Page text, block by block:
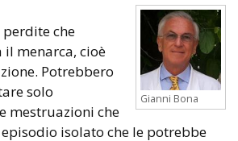
Gianni Bona
perdite che
il menarca, cioè
Potrebbero
solo
mestruazioni che
isolato che le potrebbe